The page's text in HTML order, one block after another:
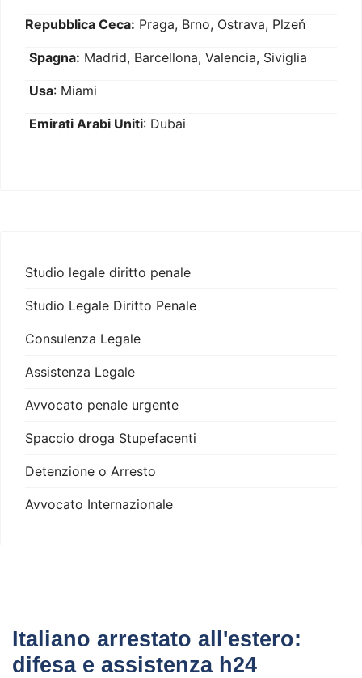
Repubblica Ceca: Praga, Brno, Ostrava, Plzeň
Spagna: Madrid, Barcellona, Valencia, Siviglia
Usa: Miami
Emirati Arabi Uniti: Dubai
Studio legale diritto penale
Studio Legale Diritto Penale
Consulenza Legale
Assistenza Legale
Avvocato penale urgente
Spaccio droga Stupefacenti
Detenzione o Arresto
Avvocato Internazionale
Italiano arrestato all'estero:
difesa e assistenza h24